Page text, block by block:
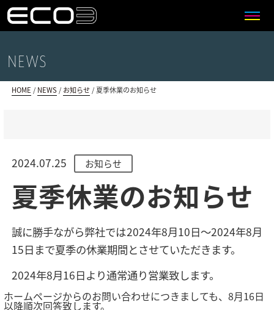
>>>
NEWS
HOME / NEWS / お知らせ / 夏季休業のお知らせ
2024.07.25 お知らせ
夏季休業のお知らせ
誠に勝手ながら弊社では2024年8月10日～2024年8月
15日まで夏季の休業期間とさせていただきます。
2024年8月16日より通常通り営業致します。
ホームページからのお問い合わせにつきましても、8月16日
以降順次回答致します。